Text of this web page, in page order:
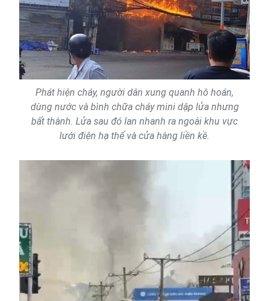
Phát hiện cháy, người dân xung quanh hô hoán,
dùng nước và bình chữa cháy mini dập lửa nhưng
bất thành. Lửa sau đó lan nhanh ra ngoài khu vực
lưới điện hạ thế và cửa hàng liền kề.